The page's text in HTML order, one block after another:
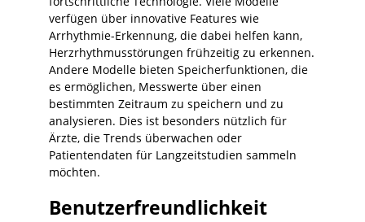
verfügen über innovative Features wie
Arrhythmie-Erkennung, die dabei helfen kann,
Herzrhythmusstörungen frühzeitig zu erkennen.
Andere Modelle bieten Speicherfunktionen, die
es ermöglichen, Messwerte über einen
bestimmten Zeitraum zu speichern und zu
analysieren. Dies ist besonders nützlich für
Ärzte, die Trends überwachen oder
Patientendaten für Langzeitstudien sammeln
möchten.
Benutzerfreundlichkeit